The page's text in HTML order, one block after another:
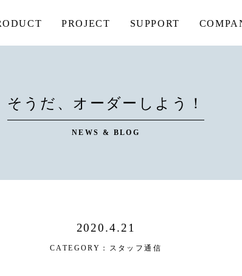
PROJECT SUPPORT
そうだ、オーダーしよう！
NEWS & BLOG
2020.4.21
CATEGORY： スタッフ通信